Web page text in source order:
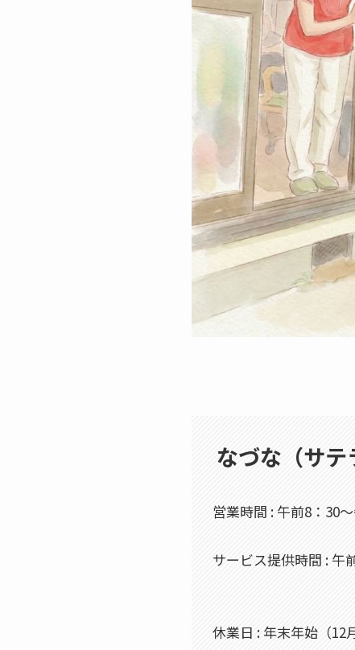
なづな（サテ
営業時間 : 午前8：30
サービス提供時間 : 午
休業日 : 年末年始（12